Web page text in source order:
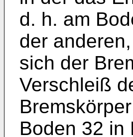
d. h. am
der
sich der
Verschleiß
Boden 32 in